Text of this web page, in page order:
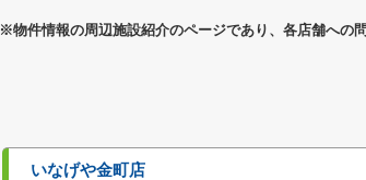
※物件情報の周辺施設紹介のページであり、各店舗への
いなげや金町店